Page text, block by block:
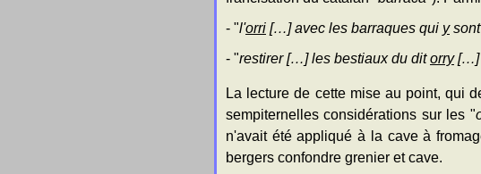
- "l'orri […] avec les barraques qui ysont
- "restirer […] les bestiaux du ditorry[…]
La lecture de cette mise au point, qui
sempiternelles considérations sur les "
n'avait été appliqué à la cave à
bergers confondre grenier et cave.